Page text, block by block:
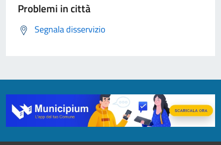
Problemi in città
Segnala disservizio